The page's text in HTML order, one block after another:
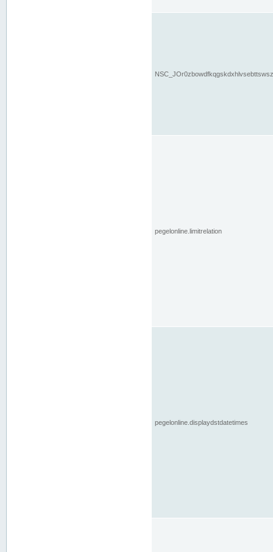
pegelonline.limitrelation
pegelonline.displaydstdatetimes